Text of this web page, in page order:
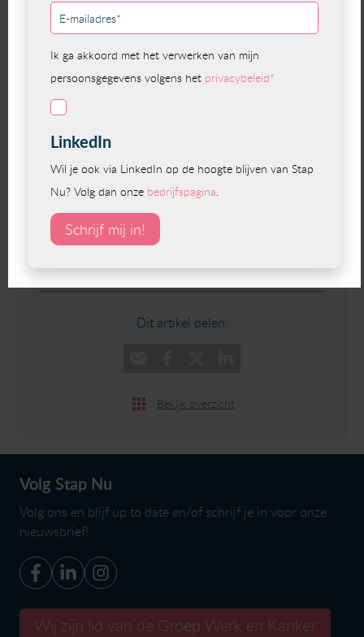
📅 Donderdag 2 april 2026
🕞 15:30 – 17:00
💻 Online via Microsoft Teams
Meld je hier aan
→ Ook relevant voor je netwerk? Deel
dit bericht dan gerust.
Samen vergroten we de kennis over
Parkinson & Werk en dragen bij
aanduurzame inzetbaarheid en inclusie
Dit artikel delen:
Bekijk overzicht
Volg Stap Nu
Volg ons en blijf up to date en/of schrijf je in voor onze
nieuwsbrief!
Wij zijn lid van de Groep Werk en Kanker